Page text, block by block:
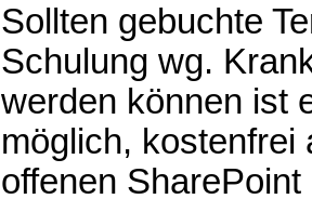
Sollten gebuchte
Schulung wg.
werden können ist
möglich, kostenfrei
offenen